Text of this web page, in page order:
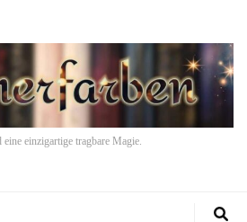
eine einzigartige tragbare Magie.